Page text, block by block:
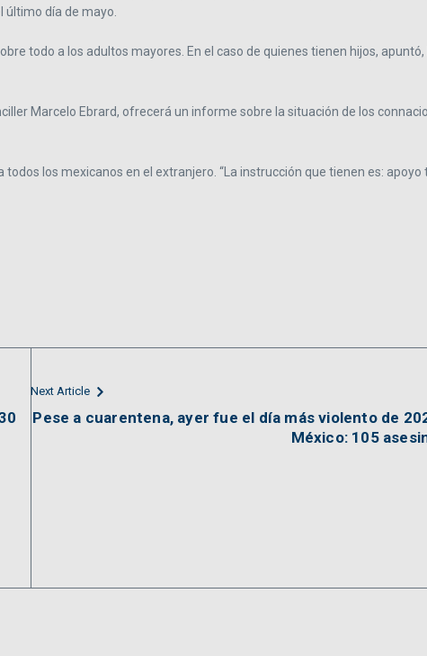
último día de mayo.
todo a los adultos mayores. En el caso de quienes tienen hijos,
Marcelo Ebrard, ofrecerá un informe sobre la situación de los
los mexicanos en el extranjero. “La instrucción que tienen es: apoyo
Next Article
Pese a cuarentena, ayer fue el día más violento de
México: 105